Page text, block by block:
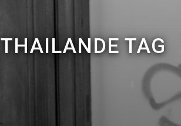
THAILANDE TAG